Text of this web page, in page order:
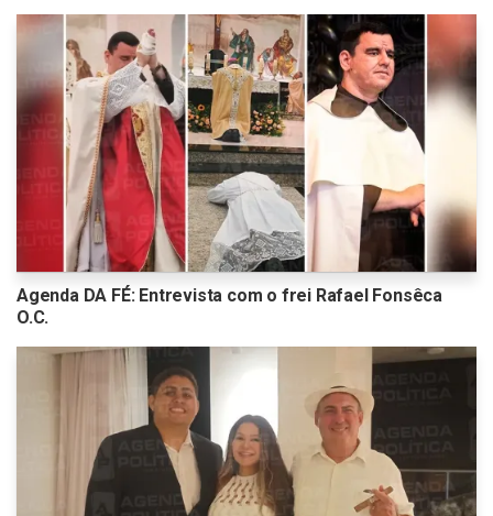
Agenda DA FÉ: Entrevista com o frei Rafael Fonsêca
O.C.